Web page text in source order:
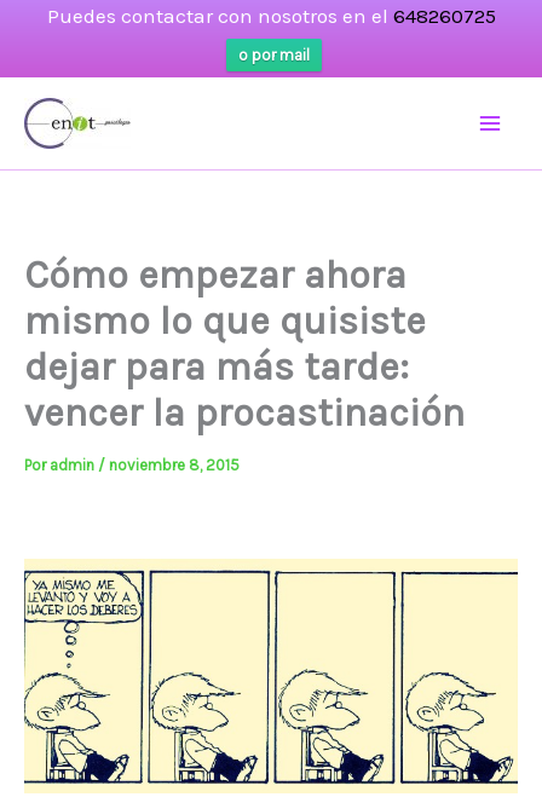
Puedes contactar con nosotros en el 648260725
o por mail
Cómo empezar ahora
mismo lo que quisiste
dejar para más tarde:
vencer la procastinación
Por admin / noviembre 8, 2015